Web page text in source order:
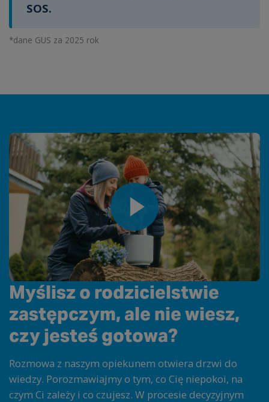
SOS.
*dane GUS za 2025 rok
Myślisz o rodzicielstwie
zastępczym, ale nie wiesz,
czy jesteś gotowa?
Rozmowa z naszym opiekunem otwiera drzwi do
wiedzy. Porozmawiajmy o tym, co Cię niepokoi, na
czym Ci zależy i co czujesz. W procesie decyzyjnym